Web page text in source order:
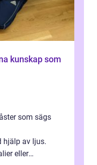
som sägs
hjälp av ljus.
eller